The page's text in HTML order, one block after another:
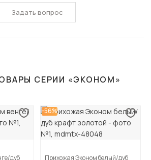
Задать вопрос
СЕРИИ «ЭКОНОМ»
дуб
-56%
Прихожая Эконом белый/дуб